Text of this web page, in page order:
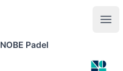
NOBE Padel